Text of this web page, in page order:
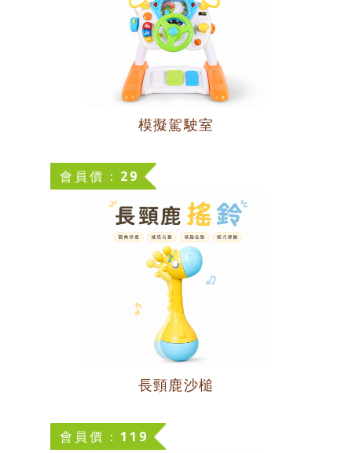
模擬駕駛室
會員價：29
長頸鹿沙槌
會員價：119